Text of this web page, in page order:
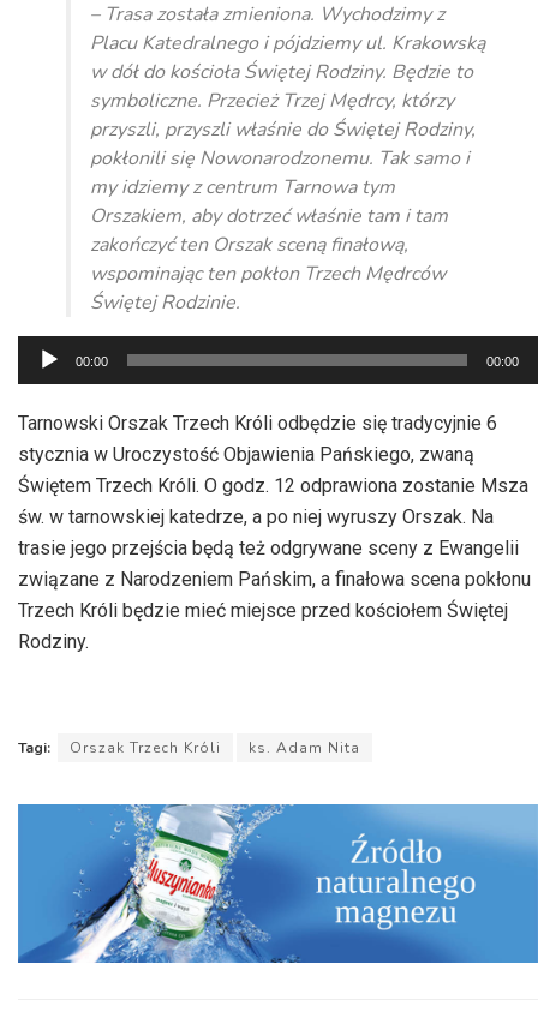
– Trasa została zmieniona. Wychodzimy z
Placu Katedralnego i pójdziemy ul. Krakowską
w dół do kościoła Świętej Rodziny. Będzie to
symboliczne. Przecież Trzej Mędrcy, którzy
przyszli, przyszli właśnie do Świętej Rodziny,
pokłonili się Nowonarodzonemu. Tak samo i
my idziemy z centrum Tarnowa tym
Orszakiem, aby dotrzeć właśnie tam i tam
zakończyć ten Orszak sceną finałową,
wspominając ten pokłon Trzech Mędrców
Świętej Rodzinie.
Odtwarzacz
plików
dźwiękowych
00:00 00:00
Tarnowski Orszak Trzech Króli odbędzie się tradycyjnie 6
stycznia w Uroczystość Objawienia Pańskiego, zwaną
Świętem Trzech Króli. O godz. 12 odprawiona zostanie Msza
św. w tarnowskiej katedrze, a po niej wyruszy Orszak. Na
trasie jego przejścia będą też odgrywane sceny z Ewangelii
związane z Narodzeniem Pańskim, a finałowa scena pokłonu
Trzech Króli będzie mieć miejsce przed kościołem Świętej
Rodziny.
Tagi: Orszak Trzech Króli ks. Adam Nita